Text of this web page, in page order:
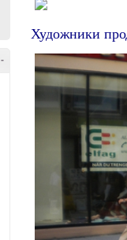
-
Художники